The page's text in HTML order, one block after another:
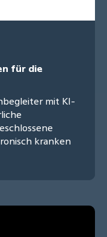
für die
mit KI-
kranken